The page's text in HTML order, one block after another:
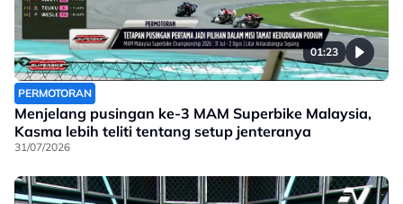
01:23
PERMOTORAN
Menjelang pusingan ke-3 MAM Superbike Malaysia,
Kasma lebih teliti tentang setup jenteranya
31/07/2026